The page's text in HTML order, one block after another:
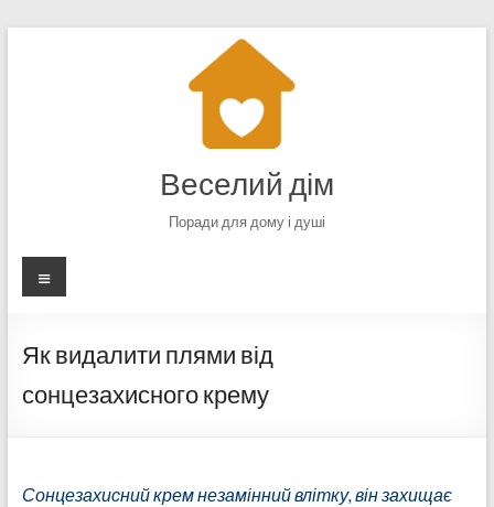
Веселий дім
Поради для дому і душі
Меню
Як видалити плями від
сонцезахисного крему
Сонцезахисний крем незамінний влітку, він захищає